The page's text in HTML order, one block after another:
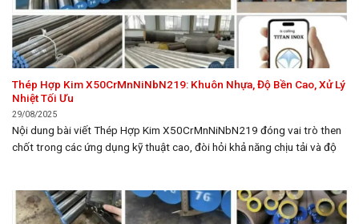
Thép Hợp Kim X50CrMnNiNbN219: Khuôn Nhựa, Độ Bền Cao, Xử Lý
Nhiệt Tối Ưu
29/08/2025
Nội dung bài viết Thép Hợp Kim X50CrMnNiNbN219 đóng vai trò then
chốt trong các ứng dụng kỹ thuật cao, đòi hỏi khả năng chịu tải và độ